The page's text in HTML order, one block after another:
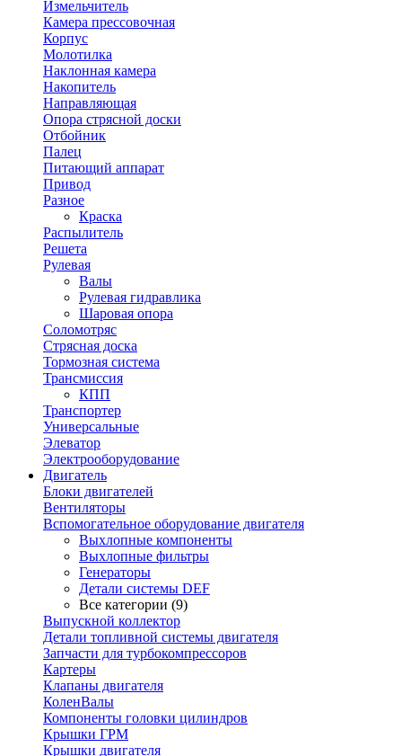
Измельчитель
Камера прессовочная
Корпус
Молотилка
Наклонная камера
Накопитель
Направляющая
Опора стрясной доски
Отбойник
Палец
Питающий аппарат
Привод
Разное
Краска
Распылитель
Решета
Рулевая
Валы
Рулевая гидравлика
Шаровая опора
Соломотряс
Стрясная доска
Тормозная система
Трансмиссия
КПП
Транспортер
Универсальные
Элеватор
Электрооборудование
Двигатель
Блоки двигателей
Вентиляторы
Вспомогательное оборудование двигателя
Выхлопные компоненты
Выхлопные фильтры
Генераторы
Детали системы DEF
Все категории (9)
Выпускной коллектор
Детали топливной системы двигателя
Запчасти для турбокомпрессоров
Картеры
Клапаны двигателя
КоленВалы
Компоненты головки цилиндров
Крышки ГРМ
Крышки двигателя